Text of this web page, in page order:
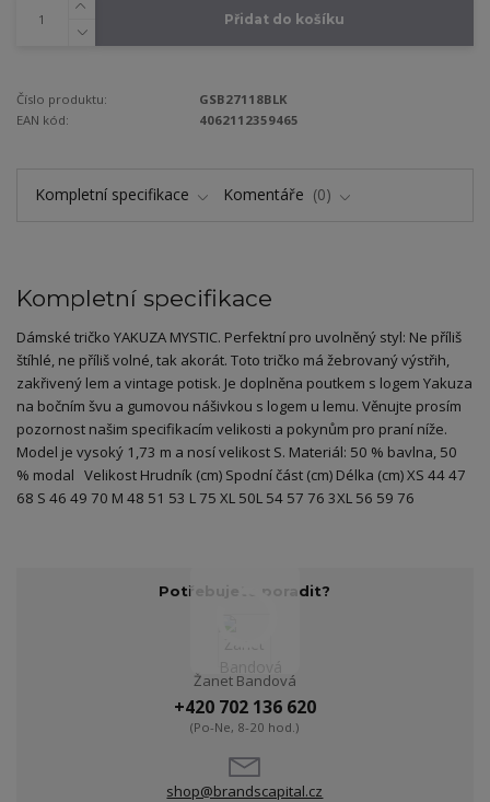
Přidat do košíku
Číslo produktu:
GSB27118BLK
EAN kód:
4062112359465
Kompletní specifikace Komentáře 0
Kompletní specifikace
Dámské tričko YAKUZA MYSTIC. Perfektní pro uvolněný styl: Ne příliš
štíhlé, ne příliš volné, tak akorát. Toto tričko má žebrovaný výstřih,
zakřivený lem a vintage potisk. Je doplněna poutkem s logem Yakuza
na bočním švu a gumovou nášivkou s logem u lemu. Věnujte prosím
pozornost našim specifikacím velikosti a pokynům pro praní níže.
Model je vysoký 1,73 m a nosí velikost S. Materiál: 50 % bavlna, 50
% modal Velikost Hrudník (cm) Spodní část (cm) Délka (cm) XS 44 47
68 S 46 49 70 M 48 51 53 L 75 XL 50L 54 57 76 3XL 56 59 76
Potřebujete poradit?
Žanet Bandová
+420 702 136 620
(Po-Ne, 8-20 hod.)
shop@brandscapital.cz